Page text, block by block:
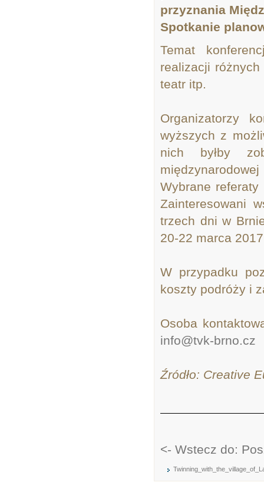
przyznania
Spotkanie
Temat
realizacji
teatr itp.
Organizatorzy
wyższych z
nich byłby
Wybrane referaty
Zainteresowani
trzech dni w
20-22 marca
W przypadku
koszty podróży i
Osoba
info@tvk-brno.cz
Źródło: Creative
<- Wstecz do: